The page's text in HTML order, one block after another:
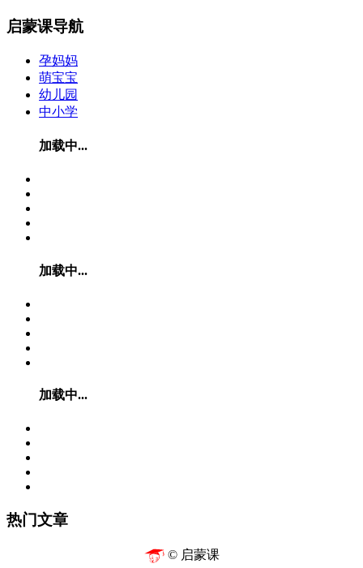
启蒙课导航
孕妈妈
萌宝宝
幼儿园
中小学
加载中...
加载中...
加载中...
热门文章
© 启蒙课